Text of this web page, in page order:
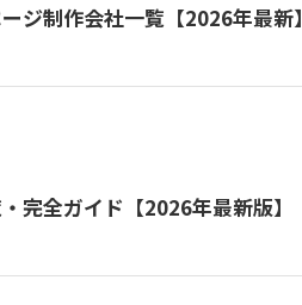
ジ制作会社一覧【2026年最新】
完全ガイド【2026年最新版】